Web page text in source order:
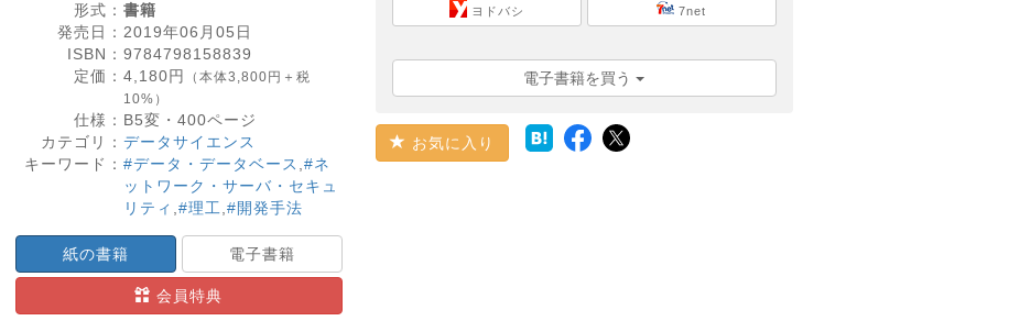
形式： 書籍
発売日： 2019年06月05日
ISBN： 9784798158839
定価： 4,180円
（本体3,800円＋税
10%）
仕様： B5変・ 400ページ
カテゴリ： データサイエンス
キーワード： #データ・データベース #ネ
ットワーク・サーバ・セキュ
リティ #理工 #開発手法
紙の書籍 電子書籍
会員特典
ヨドバシ 7net
電子書籍を買う
お気に入り